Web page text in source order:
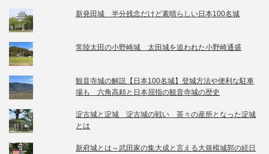
新発田城 半分残念だけど素晴らしい日本100名城
常陸太田の小野崎城 太田城を追われた小野崎通盛
観音寺城の解説【日本100名城】登城方法や便利な駐車
場も 六角高頼と日本屈指の観音寺城の歴史
淀古城と淀城 淀古城の戦い 茶々の産所となった淀城
とは
新府城とは～武田家の集大成と言える大規模城郭の続日